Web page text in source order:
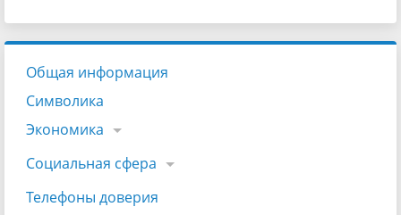
Общая информация
Символика
Экономика
Социальная сфера
Телефоны доверия